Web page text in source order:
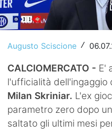
Video
Augusto Sciscione /
CALCIOMERCATO - E'
l'ufficialità dell'ingaggio
Milan Skriniar. L'ex
parametro zero dopo
saltato gli ultimi mesi